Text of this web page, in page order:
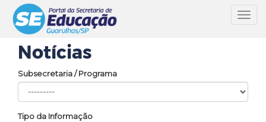
Notícias
Subsecretaria / Programa
Tipo da Informação